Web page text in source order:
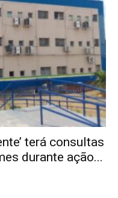
terá consultas
durante ação...